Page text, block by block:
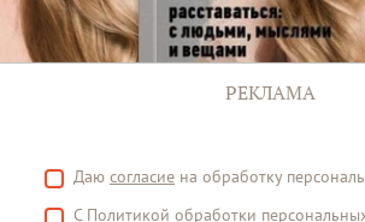
РЕКЛАМА
Даю согласие на обработку
С Политикой обработки